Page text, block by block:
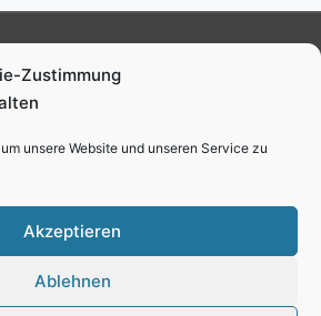
Zustimmung
unsere Website und unseren Service zu
Akzeptieren
Ablehnen
Schmalenberg
Schmalenberg —Gourmand